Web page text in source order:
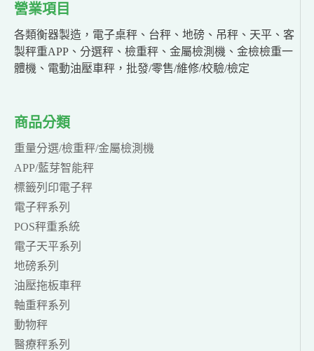
營業項目
各類衡器製造，電子桌秤、台秤、地磅、吊秤、天平、客
製秤重APP、分選秤、檢重秤、金屬檢測機、金檢檢重一
體機、電動油壓車秤，批發/零售/維修/校驗/檢定
商品分類
重量分選/檢重秤/金屬檢測機
APP/藍芽智能秤
標籤列印電子秤
電子秤系列
POS秤重系統
電子天平系列
地磅系列
油壓拖板車秤
軸重秤系列
動物秤
醫療秤系列